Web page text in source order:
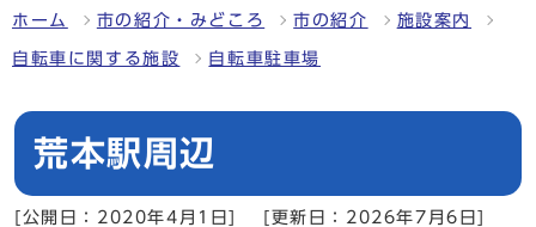
ホーム 市の紹介・みどころ 市の紹介 施設案内
自転車に関する施設 自転車駐車場
荒本駅周辺
[公開日：2020年4月1日]
[更新日：2026年7月6日]